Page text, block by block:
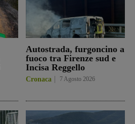
Autostrada, furgoncino a
fuoco tra Firenze sud e
Incisa Reggello
Cronaca 7 Agosto 2026